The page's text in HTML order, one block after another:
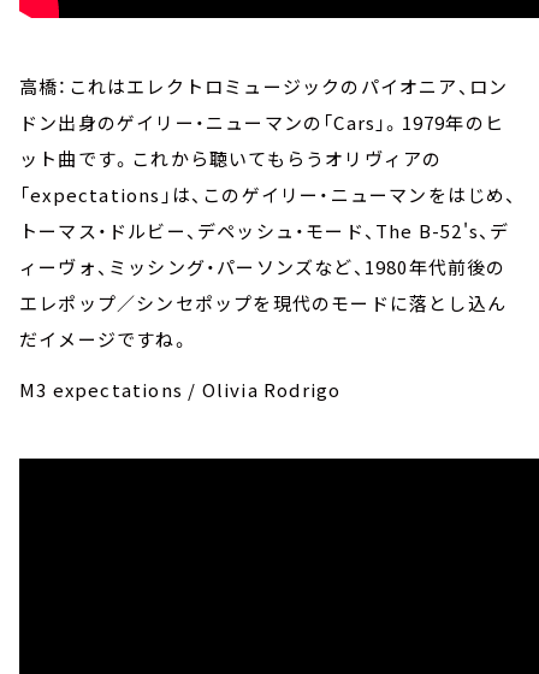
高橋：これはエレクトロミュージックのパイオニア、ロン
ドン出身のゲイリー・ニューマンの「Cars」。1979年のヒ
ット曲です。これから聴いてもらうオリヴィアの
「expectations」は、このゲイリー・ニューマンをはじめ、
トーマス・ドルビー、デペッシュ・モード、The B-52's、デ
ィーヴォ、ミッシング・パーソンズなど、1980年代前後の
エレポップ／シンセポップを現代のモードに落とし込ん
だイメージですね。
M3 expectations / Olivia Rodrigo